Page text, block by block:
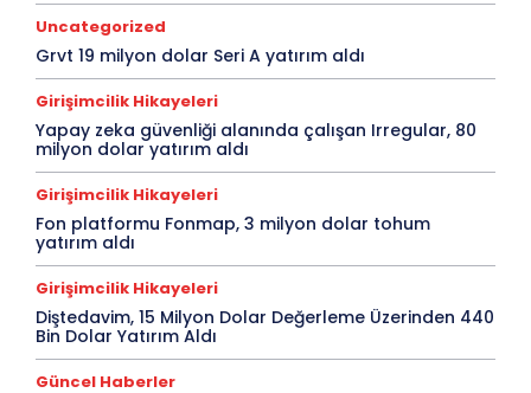
Uncategorized
Grvt 19 milyon dolar Seri A yatırım aldı
Girişimcilik Hikayeleri
Yapay zeka güvenliği alanında çalışan Irregular, 80
milyon dolar yatırım aldı
Girişimcilik Hikayeleri
Fon platformu Fonmap, 3 milyon dolar tohum
yatırım aldı
Girişimcilik Hikayeleri
Diştedavim, 15 Milyon Dolar Değerleme Üzerinden 440
Bin Dolar Yatırım Aldı
Güncel Haberler